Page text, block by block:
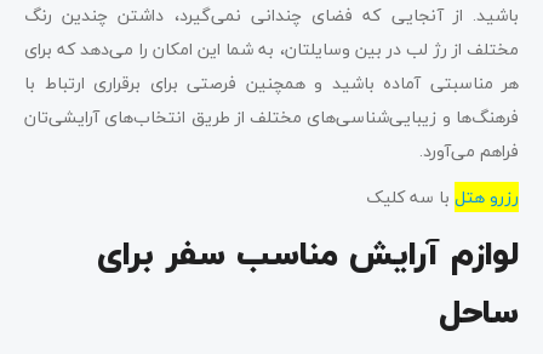
باشید. از آنجایی که فضای چندانی نمی‌گیرد، داشتن چندین رنگ
مختلف از رژ لب در بین وسایلتان، به شما این امکان را می‌دهد که برای
هر مناسبتی آماده باشید و همچنین فرصتی برای برقراری ارتباط با
فرهنگ‌ها و زیبایی‌شناسی‌های مختلف از طریق انتخاب‌های آرایشی‌تان
فراهم می‌آورد.
رزرو هتل با سه کلیک
لوازم آرایش مناسب سفر برای
ساحل